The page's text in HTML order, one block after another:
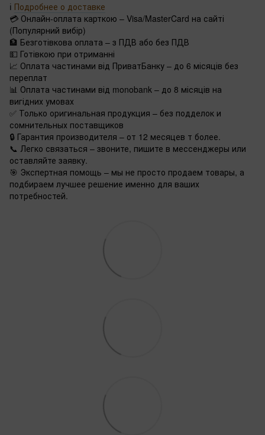
ℹ️ Подробнее о доставке
💳 Онлайн-оплата карткою – Visa/MasterCard на сайті
(Популярний вибір)
🏦 Безготівкова оплата – з ПДВ або без ПДВ
💵 Готівкою при отриманні
📈 Оплата частинами від ПриватБанку – до 6 місяців без
переплат
📊 Оплата частинами від monobank – до 8 місяців на
вигідних умовах
✅ Только оригинальная продукция – без подделок и
сомнительных поставщиков
🔒 Гарантия производителя – от 12 месяцев т более.
📞 Легко связаться – звоните, пишите в мессенджеры или
оставляйте заявку.
🎯 Экспертная помощь – мы не просто продаем товары, а
подбираем лучшее решение именно для ваших
потребностей.